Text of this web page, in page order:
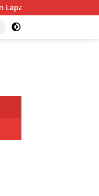
Pj, Sekda Alor